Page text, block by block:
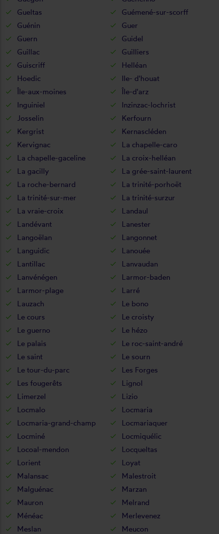
Gueltas
Guémené-sur-scorff
Guénin
Guer
Guern
Guidel
Guillac
Guilliers
Guiscriff
Helléan
Hoedic
Ile- d'houat
Île-aux-moines
Île-d'arz
Inguiniel
Inzinzac-lochrist
Josselin
Kerfourn
Kergrist
Kernascléden
Kervignac
La chapelle-caro
La chapelle-gaceline
La croix-helléan
La gacilly
La grée-saint-laurent
La roche-bernard
La trinité-porhoët
La trinité-sur-mer
La trinité-surzur
La vraie-croix
Landaul
Landévant
Lanester
Langoëlan
Langonnet
Languidic
Lanouée
Lantillac
Lanvaudan
Lanvénégen
Larmor-baden
Larmor-plage
Larré
Lauzach
Le bono
Le cours
Le croisty
Le guerno
Le hézo
Le palais
Le roc-saint-andré
Le saint
Le sourn
Le tour-du-parc
Les Forges
Les fougerêts
Lignol
Limerzel
Lizio
Locmalo
Locmaria
Locmaria-grand-champ
Locmariaquer
Locminé
Locmiquélic
Locoal-mendon
Locqueltas
Lorient
Loyat
Malansac
Malestroit
Malguénac
Marzan
Mauron
Melrand
Ménéac
Merlevenez
Meslan
Meucon